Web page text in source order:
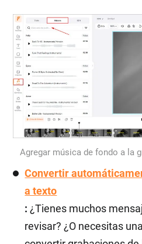
Agregar música de fondo a la
Convertir
a texto
: ¿Tienes muchos
revisar? ¿O necesitas